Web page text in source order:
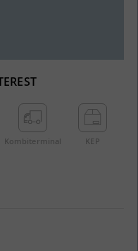
Kombi­terminal KEP